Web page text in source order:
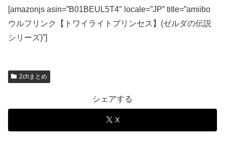
[amazonjs asin=”B01BEUL5T4″ locale=”JP” title=”amiibo
ウルフリンク【トワイライトプリンセス】(ゼルダの伝説
シリーズ)”]
2chまとめ
シェアする
X